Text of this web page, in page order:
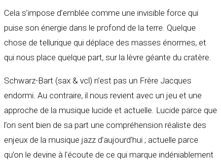
Cela s’impose d’emblée comme une invisible force qui
puise son énergie dans le profond de la terre. Quelque
chose de tellurique qui déplace des masses énormes, et
qui nous place quelque part, sur la lèvre géante du cratère.
Schwarz-Bart (sax & vcl) n’est pas un Frère Jacques
endormi. Au contraire, il nous revient avec un jeu et une
approche de la musique lucide et actuelle. Lucide parce que
l’on sent bien de sa part une compréhension réaliste des
enjeux de la musique jazz d’aujourd’hui ; actuelle parce
qu’on le devine à l'écoute de ce qui marque indéniablement